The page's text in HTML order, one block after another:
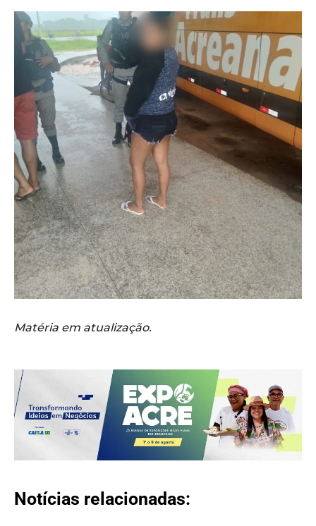
Matéria em atualização.
Notícias relacionadas: